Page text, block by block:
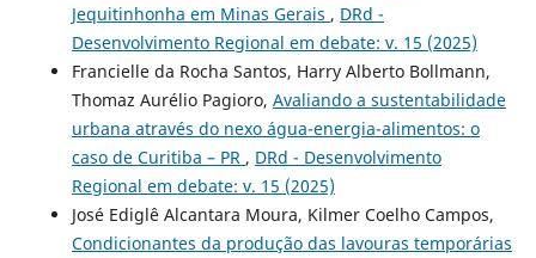
Jequitinhonha em Minas Gerais , DRd -
Desenvolvimento Regional em debate: v. 15 (2025)
Francielle da Rocha Santos, Harry Alberto Bollmann,
Thomaz Aurélio Pagioro, Avaliando a sustentabilidade
urbana através do nexo água-energia-alimentos: o
caso de Curitiba – PR , DRd - Desenvolvimento
Regional em debate: v. 15 (2025)
José Ediglê Alcantara Moura, Kilmer Coelho Campos,
Condicionantes da produção das lavouras temporárias